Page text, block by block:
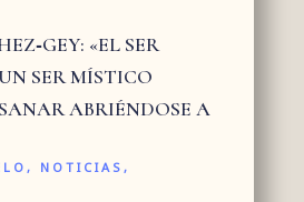
«EL SER
SER MÍSTICO
ABRIÉNDOSE A
, NOTICIAS,